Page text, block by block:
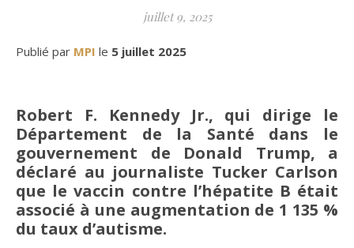
juillet 9, 2025
Publié par MPI le 5 juillet 2025
Robert F. Kennedy Jr., qui dirige le
Département de la Santé dans le
gouvernement de Donald Trump, a
déclaré au journaliste Tucker Carlson
que le vaccin contre l’hépatite B était
associé à une augmentation de 1 135 %
du taux d’autisme.